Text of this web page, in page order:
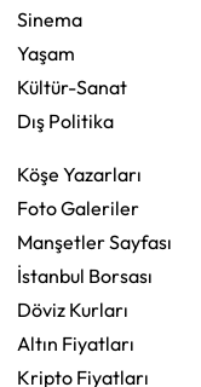
Sinema
Yaşam
Kültür-Sanat
Dış Politika
Köşe Yazarları
Foto Galeriler
Manşetler Sayfası
İstanbul Borsası
Döviz Kurları
Altın Fiyatları
Kripto Fiyatları